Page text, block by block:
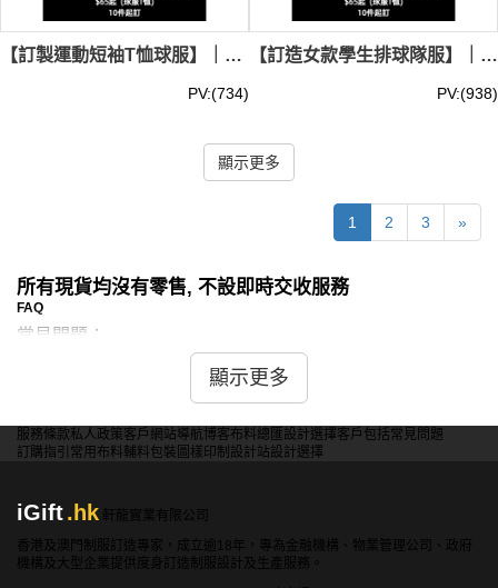
【訂製運動短袖T恤球服】｜紫白撞色設計｜V領紫色鑲邊｜現貨主推｜幾何漸變圖案｜運動短袖T恤專門店 SKTAFC037-SBTY-A3219#
PV:(734)
【訂造女款學生排球隊服】｜白底粉藍圖形｜左肩細密條紋｜現貨主推｜袖口粉藍收邊｜收腰學生球隊服專賣 SKTAFC036-SBTY-A3218#
PV:(938)
顯示更多
1 2 3 »
所有現貨均沒有零售, 不設即時交收服務
FAQ
常見問題：
問：現貨田徑服是否有速乾功能？
答：是的，iGift提供的現貨田徑服具有速乾功能，使用高科
技速乾材料製作，能迅速排汗，保持運動時的乾爽舒適。
問：現貨運動套裝是否有多種顏色和尺寸可選？
答：是的，iGift的現貨運動套裝有多種顏色和尺寸可選，滿
足不同年齡和體型的需求，適合各種場合和團隊使用。
顯示更多
服務條款私人政策客戶 網站導航博客布料總匯設計選擇客戶包括常見問題
訂購指引 常用布料輔料包裝 圖樣印制 設計站設計選擇
iGift.hk
軒龍實業有限公司
香港及澳門制服訂造專家，成立逾18年，專為金融機構、物業管理公司、政府
機構及大型企業提供度身訂造制服設計及生產服務。